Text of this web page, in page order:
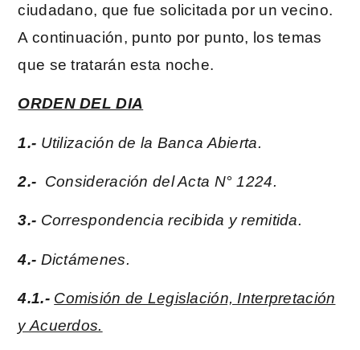
ciudadano, que fue solicitada por un vecino.
A continuación, punto por punto, los temas
que se tratarán esta noche.
ORDEN DEL DIA
1.- Utilización de la Banca Abierta.
2.- Consideración del Acta N° 1224.
3.- Correspondencia recibida y remitida.
4.- Dictámenes.
4.1.- Comisión de Legislación, Interpretación
y Acuerdos.